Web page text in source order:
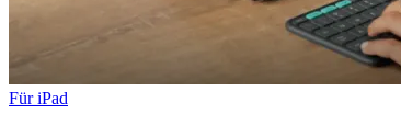
Für iPad